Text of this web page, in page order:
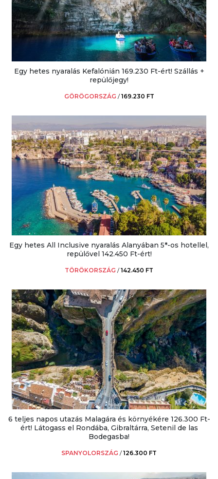
Egy hetes nyaralás Kefalónián 169.230 Ft-ért! Szállás +
repülőjegy!
GÖRÖGORSZÁG /169.230 FT
Egy hetes All Inclusive nyaralás Alanyában 5*-os hotellel,
repülővel 142.450 Ft-ért!
TÖRÖKORSZÁG /142.450 FT
6 teljes napos utazás Malagára és környékére 126.300 Ft-
ért! Látogass el Rondába, Gibraltárra, Setenil de las
Bodegasba!
SPANYOLORSZÁG /126.300 FT